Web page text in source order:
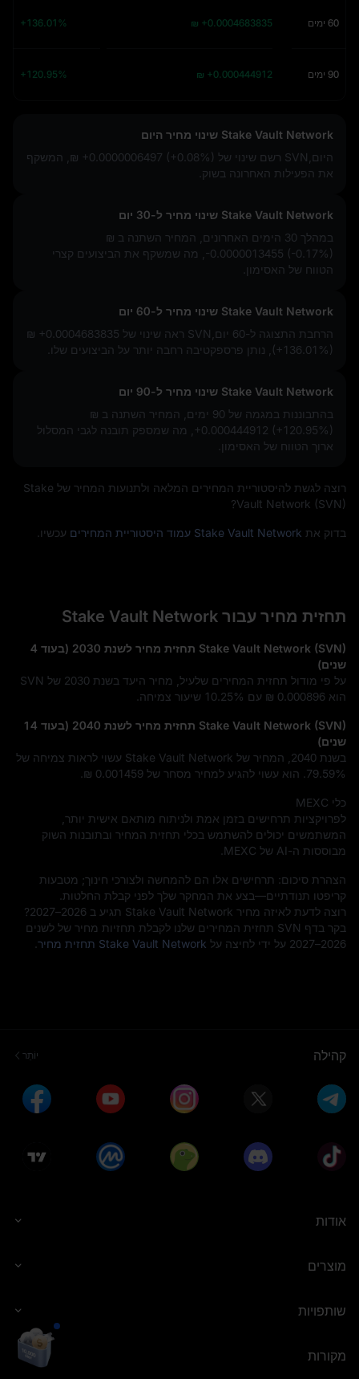
60 ימים ₪ +0.0004683835
+136.01%
90 ימים ₪ +0.000444912
+120.95%
Stake Vault Network שינוי מחיר היום
היום,SVN רשם שינוי של
₪ +0.0000006497 (+0.08%) , המשקף
את הפעילות האחרונה בשוק.
Stake Vault Network שינוי מחיר ל-30 יום
במהלך 30 הימים האחרונים, המחיר השתנה ב
₪
-0.0000013455 (-0.17%) , מה שמשקף את הביצועים קצרי
הטווח של האסימון.
Stake Vault Network שינוי מחיר ל-60 יום
הרחבת התצוגה ל-60 יום,SVN ראה שינוי של
₪ +0.0004683835
(+136.01%)
, נותן פרספקטיבה רחבה יותר על הביצועים שלו.
Stake Vault Network שינוי מחיר ל-90 יום
בהתבוננות במגמה של 90 ימים, המחיר השתנה ב
₪
+0.000444912 (+120.95%)
, מה שמספק תובנה לגבי המסלול
ארוך הטווח של האסימון.
רוצה לגשת להיסטוריית המחירים המלאה ולתנועות המחיר של Stake
Vault Network (SVN)?
בדוק את Stake Vault Network עמוד היסטוריית המחירים עכשיו.
תחזית מחיר עבור Stake Vault Network
Stake Vault Network (SVN) תחזית מחיר לשנת 2030 (בעוד 4
שנים)
על פי מודול תחזית המחירים שלעיל, מחיר היעד בשנת 2030 של SVN
הוא ₪ 0.000896 עם 10.25% שיעור צמיחה.
Stake Vault Network (SVN) תחזית מחיר לשנת 2040 (בעוד 14
שנים)
בשנת 2040, המחיר של Stake Vault Network עשוי לראות צמיחה של
79.59% . הוא עשוי להגיע למחיר מסחר של ₪ 0.001459
כלי MEXC
לפרויקציות תרחישים בזמן אמת ולניתוח מותאם אישית יותר,
המשתמשים יכולים להשתמש בכלי תחזית המחיר ובתובנות השוק
מבוססות ה-AI של MEXC.
הצהרת סיכום: תרחישים אלו הם להמחשה ולצורכי חינוך; מטבעות
קריפטו תנודתיים—בצע את המחקר שלך לפני קבלת החלטות.
רוצה לדעת לאיזה מחיר Stake Vault Network תגיע ב 2026–2027?
בקר בדף SVN תחזית המחירים שלנו לקבלת תחזיות מחיר של לשנים
2026–2027 על ידי לחיצה על
Stake Vault Network תחזית מחיר
קהילה יוֹתֵר
אודות
מוצרים
שותפויות
מקורות